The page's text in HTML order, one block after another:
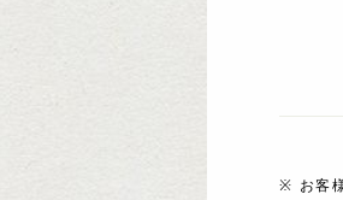
お客